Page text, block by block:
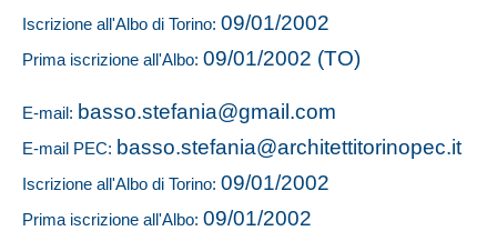
Iscrizione all'Albo di Torino: 09/01/2002
Prima iscrizione all'Albo: 09/01/2002 (TO)
E-mail: basso.stefania@gmail.com
E-mail PEC: basso.stefania@architettitorinopec.it
Iscrizione all'Albo di Torino: 09/01/2002
Prima iscrizione all'Albo: 09/01/2002